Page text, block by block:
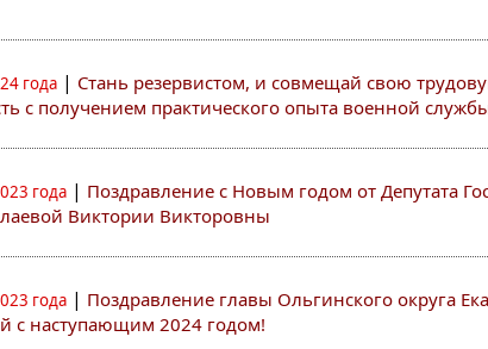
года | Стань резервистом, и совмещай свою
с получением практического опыта военной
года | Поздравление с Новым годом от Депутата
Виктории Викторовны
года | Поздравление главы Ольгинского округа
с наступающим 2024 годом!